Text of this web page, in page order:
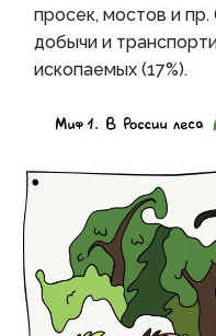
просек, мостов и пр.
добычи и
ископаемых (17%).